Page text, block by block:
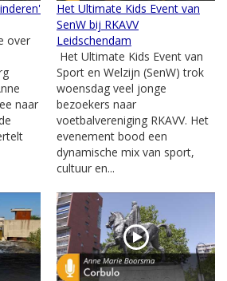
over
naar
Het Ultimate Kids Event van
SenW bij RKAVV
Leidschendam
Het Ultimate Kids Event van
Sport en Welzijn (SenW) trok
woensdag veel jonge
bezoekers naar
voetbalvereniging RKAVV. Het
evenement bood een
dynamische mix van sport,
cultuur en...